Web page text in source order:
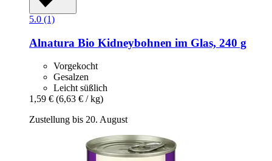
5.0 (1)
Alnatura Bio Kidneybohnen im Glas, 240 g
Vorgekocht
Gesalzen
Leicht süßlich
1,59 € (6,63 € / kg)
Zustellung bis 20. August